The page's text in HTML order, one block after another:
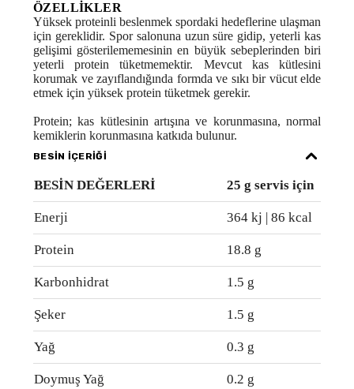
ÖZELLİKLER
Yüksek proteinli beslenmek spordaki hedeflerine ulaşman
için gereklidir. Spor salonuna uzun süre gidip, yeterli kas
gelişimi gösterilememesinin en büyük sebeplerinden biri
yeterli protein tüketmemektir. Mevcut kas kütlesini
korumak ve zayıflandığında formda ve sıkı bir vücut elde
etmek için yüksek protein tüketmek gerekir.
Protein; kas kütlesinin artışına ve korunmasına, normal
kemiklerin korunmasına katkıda bulunur.
BESİN İÇERİĞİ
BESİN DEĞERLERİ 25 g servis için
Enerji 364 kj | 86 kcal
Protein 18.8 g
Karbonhidrat 1.5 g
Şeker 1.5 g
Yağ 0.3 g
Doymuş Yağ 0.2 g